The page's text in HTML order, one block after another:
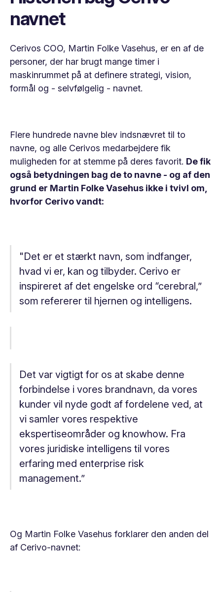
navnet
Cerivos COO, Martin Folke Vasehus, er en af de
personer, der har brugt mange timer i
maskinrummet på at definere strategi, vision,
formål og - selvfølgelig - navnet.
Flere hundrede navne blev indsnævret til to
navne, og alle Cerivos medarbejdere fik
muligheden for at stemme på deres favorit. De fik
også betydningen bag de to navne - og af den
grund er Martin Folke Vasehus ikke i tvivl om,
hvorfor Cerivo vandt:
"Det er et stærkt navn, som indfanger,
hvad vi er, kan og tilbyder. Cerivo er
inspireret af det engelske ord “cerebral,”
som refererer til hjernen og intelligens.
Det var vigtigt for os at skabe denne
forbindelse i vores brandnavn, da vores
kunder vil nyde godt af fordelene ved, at
vi samler vores respektive
ekspertiseområder og knowhow. Fra
vores juridiske intelligens til vores
erfaring med enterprise risk
management.”
Og Martin Folke Vasehus forklarer den anden del
af Cerivo-navnet: